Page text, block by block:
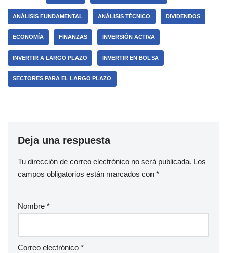
ANÁLISIS FUNDAMENTAL ANÁLISIS TÉCNICO DIVIDENDOS
ECONOMÍA FINANZAS INVERSIÓN ACTIVA
INVERTIR A LARGO PLAZO INVERTIR EN BOLSA
SECTORES PARA EL LARGO PLAZO
Deja una respuesta
Tu dirección de correo electrónico no será publicada. Los
campos obligatorios están marcados con *
Nombre *
Correo electrónico *